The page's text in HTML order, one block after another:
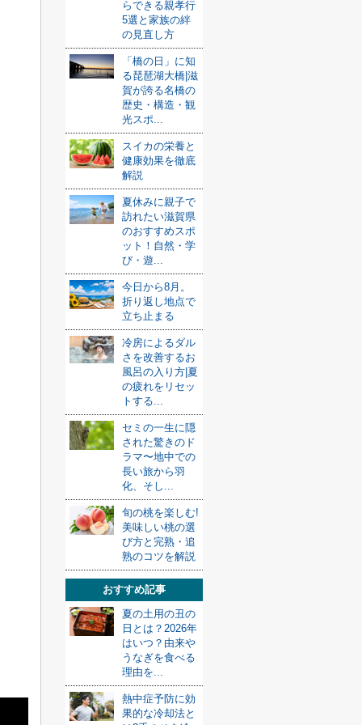
らできる親孝行
5選と家族の絆
の見直し方
「橋の日」に知
る琵琶湖大橋|滋
賀が誇る名橋の
歴史・構造・観
光スポ...
スイカの栄養と
健康効果を徹底
解説
夏休みに親子で
訪れたい滋賀県
のおすすめスポ
ット！自然・学
び・遊...
今日から8月。
折り返し地点で
立ち止まる
冷房によるダル
さを改善するお
風呂の入り方|夏
の疲れをリセッ
トする...
セミの一生に隠
された驚きのド
ラマ〜地中での
長い旅から羽
化、そし...
旬の桃を楽しむ!
美味しい桃の選
び方と完熟・追
熟のコツを解説
おすすめ記事
夏の土用の丑の
日とは？2026年
はいつ？由来や
うなぎを食べる
理由を...
熱中症予防に効
果的な冷却法と